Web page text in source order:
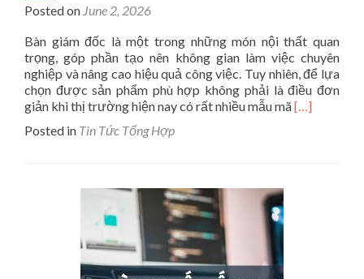
Posted on June 2, 2026
Bàn giám đốc là một trong những món nội thất quan
trọng, góp phần tạo nên không gian làm việc chuyên
nghiệp và nâng cao hiệu quả công việc. Tuy nhiên, để lựa
chọn được sản phẩm phù hợp không phải là điều đơn
giản khi thị trường hiện nay có rất nhiều mẫu mãRead
[…]
Posted in Tin Tức Tổng Hợp